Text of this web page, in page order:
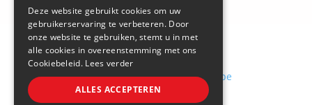
email :
info@academiebelgium.be
webmaster :
vandenhaute.johann@skynet.be
Deze website gebruikt cookies om uw
gebruikerservaring te verbeteren. Door
onze website te gebruiken, stemt u in met
alle cookies in overeenstemming met ons
Cookiebeleid. Lees verder
ALLES ACCEPTEREN